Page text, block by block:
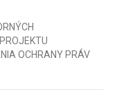
OCHRANY PRÁV